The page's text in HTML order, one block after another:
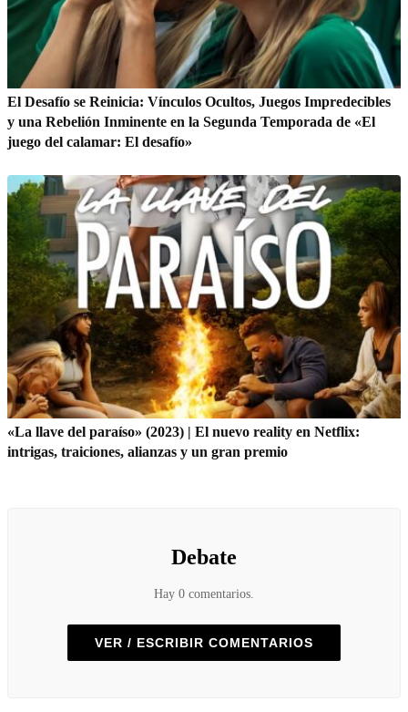
El Desafío se Reinicia: Vínculos Ocultos, Juegos Impredecibles
y una Rebelión Inminente en la Segunda Temporada de «El
juego del calamar: El desafío»
«La llave del paraíso» (2023) | El nuevo reality en Netflix:
intrigas, traiciones, alianzas y un gran premio
Debate
Hay 0 comentarios.
VER / ESCRIBIR COMENTARIOS